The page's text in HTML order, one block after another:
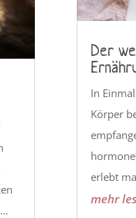
Der
In
Körper
erlebt
mehr